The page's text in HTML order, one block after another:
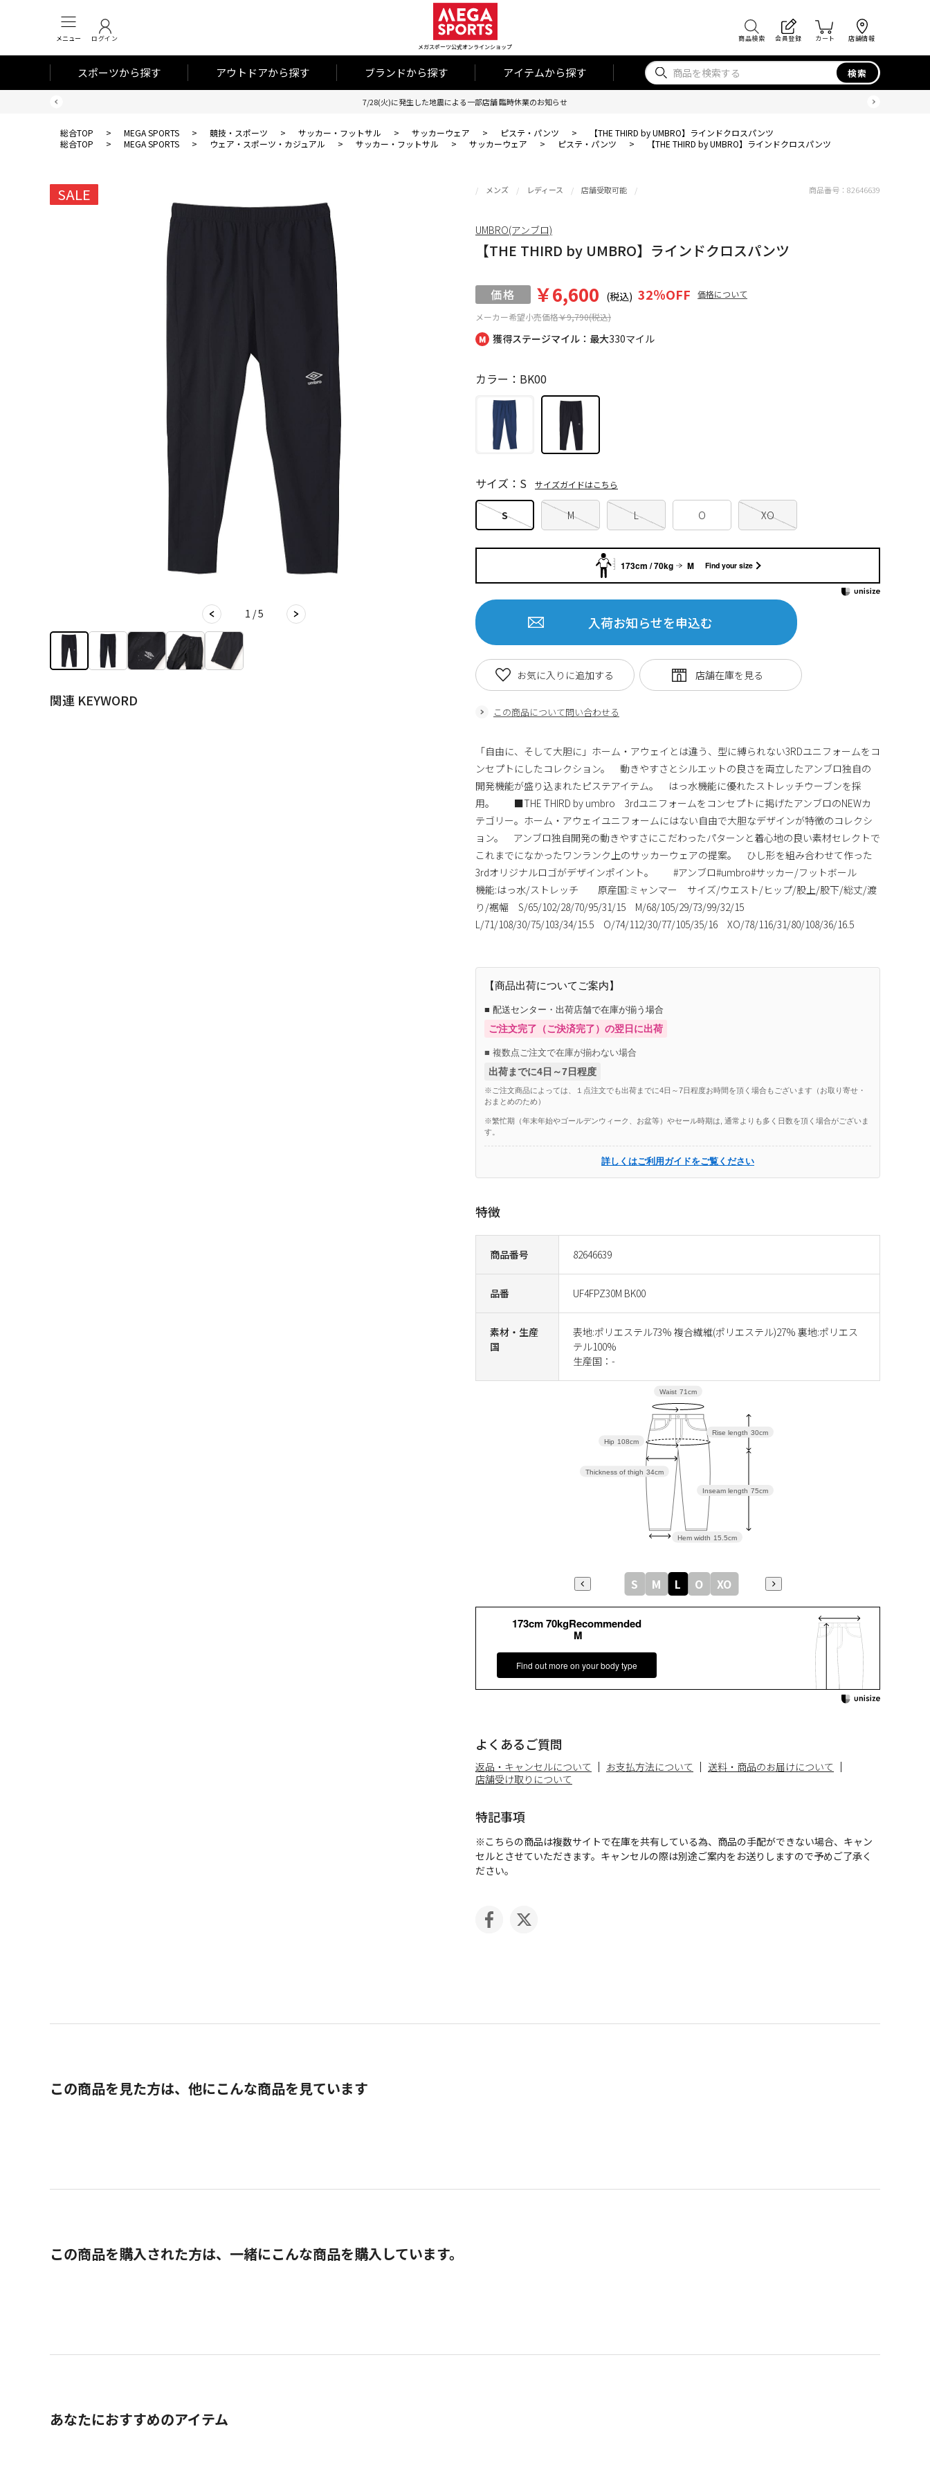
メニュー ログイン
メガスポーツ公式オンラインショップ
商品検索 会員登録 カート 店舗情報
スポーツから探す アウトドアから探す ブランドから探す アイテムから探す 検索
7/28(火)に発生した地震による一部店舗 臨時休業のお知らせ
総合TOP > MEGA SPORTS > 競技・スポーツ > サッカー・フットサル > サッカーウェア > ピステ・パンツ >
【THE THIRD by UMBRO】ラインドクロスパンツ
総合TOP
> MEGA SPORTS > ウェア・スポーツ・カジュアル > サッカー・フットサル > サッカーウェア > ピステ・パンツ > 【THE THIRD by UMBRO】ラインドクロスパンツ
SALE
1 / 5
関連 KEYWORD
獲得ステージマイル：最大330マイル
メンズ レディース 店舗受取可能
【THE THIRD by UMBRO】ラインドクロスパンツ
メーカー希望小売価格￥9,790(税込)
￥6,600 (税込) 32％OFF 価格について
商品番号 82646639
品番 UF4FPZ30M BK00
素材・生産
国
表地:ポリエステル73% 複合繊維(ポリエステル)27% 裏地:ポリエス
テル100%
生産国：-
カラー：BK00
S M L O XO
サイズ：S サイズガイドはこちら
入荷お知らせを申込む
この商品について問い合わせる
お気に入りに追加する
商品番号： 82646639
UMBRO(アンブロ)
「自由に、そして大胆に」ホーム・アウェイとは違う、型に縛られない3RDユニフォームをコ
ンセプトにしたコレクション。 動きやすさとシルエットの良さを両立したアンブロ独自の
開発機能が盛り込まれたピステアイテム。 はっ水機能に優れたストレッチウーブンを採
用。 ■THE THIRD by umbro 3rdユニフォームをコンセプトに掲げたアンブロのNEWカ
テゴリー。ホーム・アウェイユニフォームにはない自由で大胆なデザインが特徴のコレクシ
ョン。 アンブロ独自開発の動きやすさにこだわったパターンと着心地の良い素材セレクトで
これまでになかったワンランク上のサッカーウェアの提案。 ひし形を組み合わせて作った
3rdオリジナルロゴがデザインポイント。 #アンブロ#umbro#サッカー/フットボール
機能:はっ水/ストレッチ 原産国:ミャンマー サイズ/ウエスト/ヒップ/股上/股下/総丈/渡
り/裾幅 S/65/102/28/70/95/31/15 M/68/105/29/73/99/32/15
L/71/108/30/75/103/34/15.5 O/74/112/30/77/105/35/16 XO/78/116/31/80/108/36/16.5
【商品出荷についてご案内】
■ 配送センター・出荷店舗で在庫が揃う場合
ご注文完了（ご決済完了）の翌日に出荷
■ 複数点ご注文で在庫が揃わない場合
出荷までに4日～7日程度
※ご注文商品によっては、１点注文でも出荷までに4日～7日程度お時間を頂く場合もございます（お取り寄せ・
おまとめのため）
※繁忙期（年末年始やゴールデンウィーク、お盆等）やセール時期は, 通常よりも多く日数を頂く場合がございま
す。
詳しくはご利用ガイドをご覧ください
特徴
よくあるご質問
返品・キャンセルについて お支払方法について
送料・商品のお届けについて
店舗受け取りについて
特記事項
※こちらの商品は複数サイトで在庫を共有している為、商品の手配ができない場合、キャン
セルとさせていただきます。キャンセルの際は別途ご案内をお送りしますので予めご了承く
ださい。
173cm / 70kg M Find your size
173cm 70kgRecommended
M
Find out more on your body type
Inseam length 75cm
Rise length 30cm
Hem width 15.5cm
Thickness of thigh 34cm
Hip 108cm
Waist 71cm
S M L O XO
この商品を見た方は、他にこんな商品を見ています
この商品を購入された方は、一緒にこんな商品を購入しています。
あなたにおすすめのアイテム